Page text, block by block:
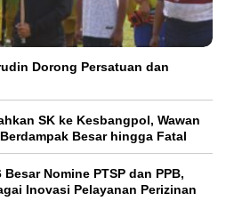
Dorong Persatuan dan
SK ke Kesbangpol, Wawan
Besar hingga Fatal
Nomine PTSP dan PPB,
Inovasi Pelayanan Perizinan